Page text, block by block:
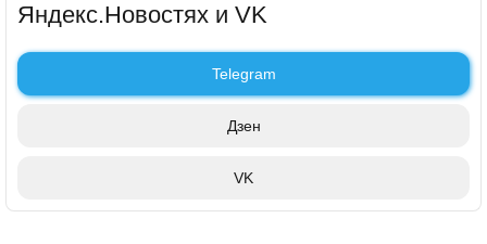
Яндекс.Новостях и VK
Telegram
Дзен
VK